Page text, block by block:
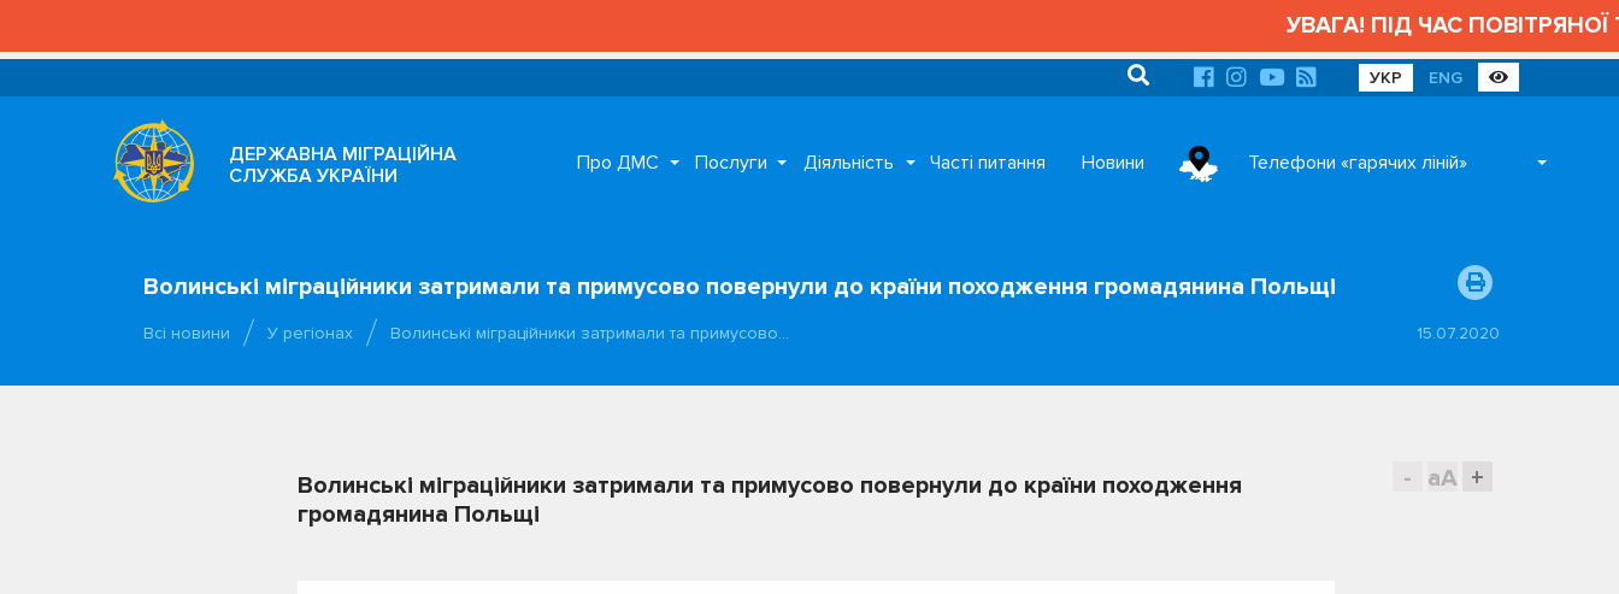
УВАГА! ПІД ЧАС ПОВІТРЯНОЇ
УКР ENG
ДЕРЖАВНА МІГРАЦІЙНА
СЛУЖБА УКРАЇНИ
Про ДМС Послуги Діяльність Часті питання Новини Телефони «гарячих ліній»
Волинські міграційники затримали та примусово повернули до країни походження громадянина Польщі
Всі новини У регіонах Волинські міграційники затримали та примусово… 15.07.2020
- aA +
Волинські міграційники затримали та примусово повернули до країни походження
громадянина Польщі